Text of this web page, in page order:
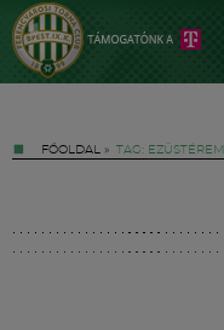
FŐOLDAL » TAG: EZÜSTÉREM